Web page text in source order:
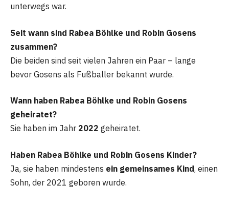
unterwegs war.
Seit wann sind Rabea Böhlke und Robin Gosens
zusammen?
Die beiden sind seit vielen Jahren ein Paar – lange
bevor Gosens als Fußballer bekannt wurde.
Wann haben Rabea Böhlke und Robin Gosens
geheiratet?
Sie haben im Jahr 2022 geheiratet.
Haben Rabea Böhlke und Robin Gosens Kinder?
Ja, sie haben mindestens ein gemeinsames Kind, einen
Sohn, der 2021 geboren wurde.